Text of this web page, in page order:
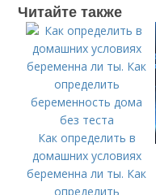
Читайте также
Как определить в
домашних условиях
беременна ли ты. Как
определить